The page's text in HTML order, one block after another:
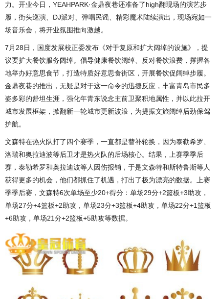
力。开业今日，YEAHPARK·金鼎夜巷还准备了high翻现场的演艺步
履，街头巡演、DJ派对、弹唱民谣、精彩魔术陆续演出，现场宛如一
场音乐会，将开业氛围推向激越。
7月28日，国度发展校正委发布《对于复原和扩大阔绰的设施》，提
议要扩大餐饮服务阔绰。倡导健康餐饮阔绰、反对餐饮浪费，撑握各
地举办好意思食节，打造特质好意思食街区，开展餐饮促阔绰步履。
金鼎夜巷的推出，无疑是对于这一命令的迅捷反应，丰富青岛市民多
姿多彩的舒坦生涯，强化年青东说念主前卫聚积地属性，并以此拉开
城市发展框架，掀翻新一轮城市更新波浪，为提振文旅阔绰后劲保驾
护航。
文森特在热火队打了四个赛季，一直都是替补轮换，因为泰勒希罗、
洛瑞和奥拉迪波等后卫才是热火队的后场核心。结果，上赛季季后
赛，泰勒希罗和奥拉迪波等人因伤报销，于是文森特和斯特鲁斯等人
获得更多的机会，他们都抓住了机遇，打出了极为漂亮的数据。上赛
季季后赛，文森特6次单场至少20+得分：单场29分+2篮板+3助攻，
单场27分+4篮板+2助攻，单场23分+3篮板+4助攻，单场22分+1篮板
+6助攻，单场21分+2篮板+5助攻等数据。